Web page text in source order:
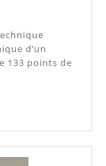
d’un
133 points de